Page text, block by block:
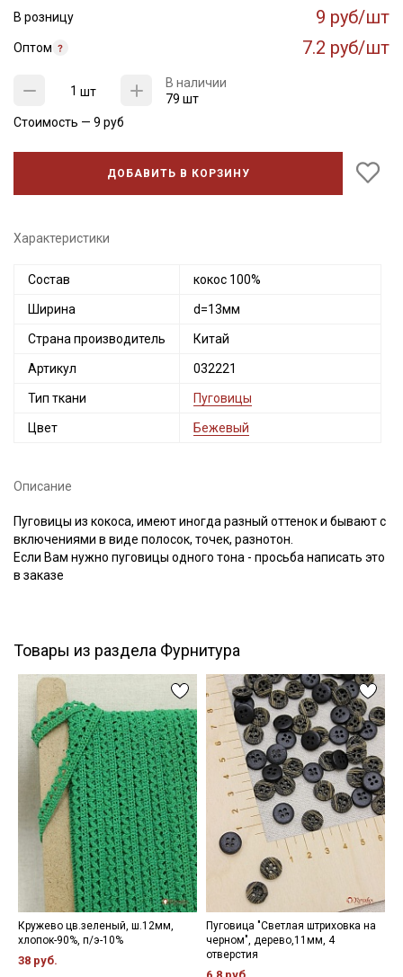
В розницу 9 руб/шт
Оптом 7.2 руб/шт
шт
В наличии
79 шт
Стоимость — 9 руб
ДОБАВИТЬ В КОРЗИНУ
Характеристики
Состав кокос 100%
Ширина d=13мм
Страна производитель Китай
Артикул 032221
Тип ткани Пуговицы
Цвет Бежевый
Описание
Пуговицы из кокоса, имеют иногда разный оттенок и бывают с
включениями в виде полосок, точек, разнотон.
Если Вам нужно пуговицы одного тона - просьба написать это
в заказе
Товары из раздела Фурнитура
Кружево цв.зеленый, ш.12мм,
хлопок-90%, п/э-10%
38 руб.
Пуговица "Светлая штриховка на
черном", дерево,11мм, 4
отверстия
Секретная рассылка от Купава
Мы публикуем здесь дополнительные
промокоды и скидки до 30% на узкие
Электронная почта
Ознакомлен(а) сПолитикой обработки персональных
данныхи даю Согласие на обработку персональных
данных